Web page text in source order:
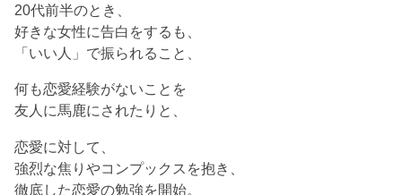
20代前半のとき、
好きな女性に告白をするも、
「いい人」で振られること、
何も恋愛経験がないことを
友人に馬鹿にされたりと、
恋愛に対して、
強烈な焦りやコンプックスを抱き、
徹底した恋愛の勉強を開始。